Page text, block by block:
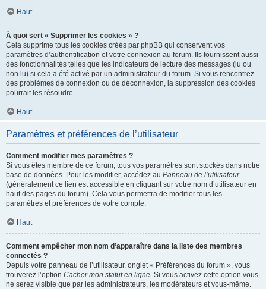
Haut
À quoi sert « Supprimer les cookies » ?
Cela supprime tous les cookies créés par phpBB qui conservent vos
paramètres d’authentification et votre connexion au forum. Ils fournissent aussi
des fonctionnalités telles que les indicateurs de lecture des messages (lu ou
non lu) si cela a été activé par un administrateur du forum. Si vous rencontrez
des problèmes de connexion ou de déconnexion, la suppression des cookies
pourrait les résoudre.
Haut
Paramètres et préférences de l’utilisateur
Comment modifier mes paramètres ?
Si vous êtes membre de ce forum, tous vos paramètres sont stockés dans notre
base de données. Pour les modifier, accédez au Panneau de l’utilisateur
(généralement ce lien est accessible en cliquant sur votre nom d’utilisateur en
haut des pages du forum). Cela vous permettra de modifier tous les
paramètres et préférences de votre compte.
Haut
Comment empêcher mon nom d’apparaître dans la liste des membres
connectés ?
Depuis votre panneau de l’utilisateur, onglet « Préférences du forum », vous
trouverez l’option Cacher mon statut en ligne. Si vous activez cette option vous
ne serez visible que par les administrateurs, les modérateurs et vous-même.